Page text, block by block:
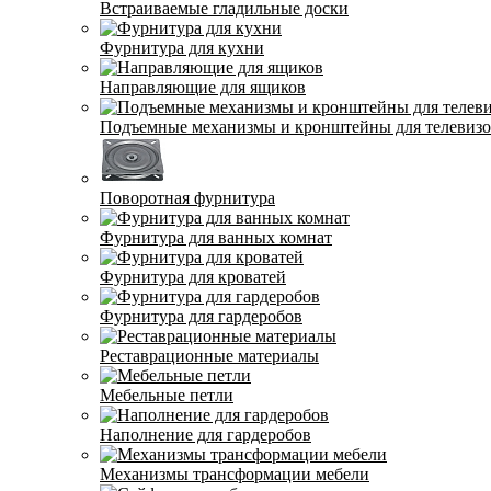
Встраиваемые гладильные доски
Фурнитура для кухни
Направляющие для ящиков
Подъемные механизмы и кронштейны для
Поворотная фурнитура
Фурнитура для ванных комнат
Фурнитура для кроватей
Фурнитура для гардеробов
Реставрационные материалы
Мебельные петли
Наполнение для гардеробов
Механизмы трансформации мебели